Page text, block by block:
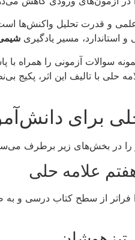
علمی و قدرت تحلیل واکنش‌ها
استاندارد، مسیر یادگیری
سوالات آزمونی را همراه
حلی با تالیف این اثر، پکیج
برای
را در بخش‌های زیر برطرف
علامه حلی
از سطح کتاب درسی و به